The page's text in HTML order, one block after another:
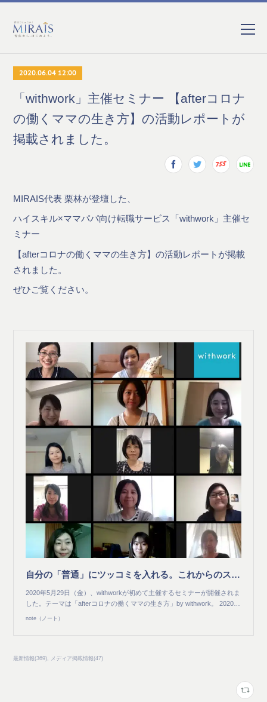
2020.06.04 12:00
「withwork」主催セミナー 【afterコロナ
の働くママの生き方】の活動レポートが
掲載されました。
MIRAIS代表 栗林が登壇した、
ハイスキル×ママパパ向け転職サービス「withwork」主催セ
ミナー
【afterコロナの働くママの生き方】の活動レポートが掲載
されました。
ぜひご覧ください。
自分の「普通」にツッコミを入れる。これからのスタンダードを作るために #withwork｜withwork｜note
2020年5月29日（金）、withworkが初めて主催するセミナーが開催されま
した。テーマは「afterコロナの働くママの生き方」by withwork。 2020…
note（ノート）
最新情報(369) メディア掲載情報(47)